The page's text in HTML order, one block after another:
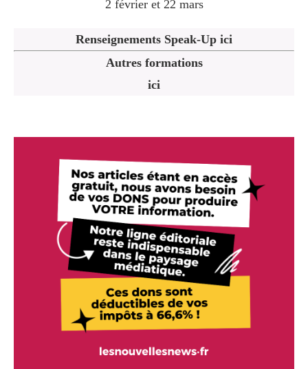
2 février et 22 mars
Renseignements Speak-Up ici
Autres formations
ici